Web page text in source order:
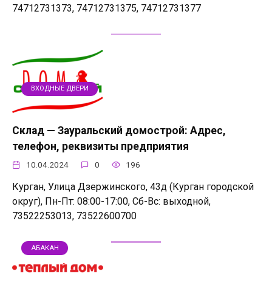
74712731373, 74712731375, 74712731377
ВХОДНЫЕ ДВЕРИ
Склад — Зауральский домострой: Адрес,
телефон, реквизиты предприятия
10.04.2024 0 196
Курган, Улица Дзержинского, 43д (Курган городской
округ), Пн-Пт: 08:00-17:00, Сб-Вс: выходной,
73522253013, 73522600700
АБАКАН